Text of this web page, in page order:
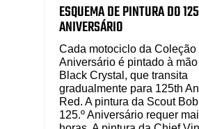
ESQUEMA DE PINTURA DO
ANIVERSÁRIO
Cada motociclo da Coleção
Aniversário é pintado à
Black Crystal, que transita
gradualmente para 125th
Red. A pintura da Scout
125.º Aniversário requer